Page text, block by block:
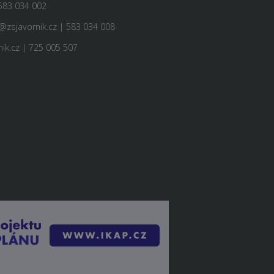
034 002
| 583 034 008
| 725 005 507